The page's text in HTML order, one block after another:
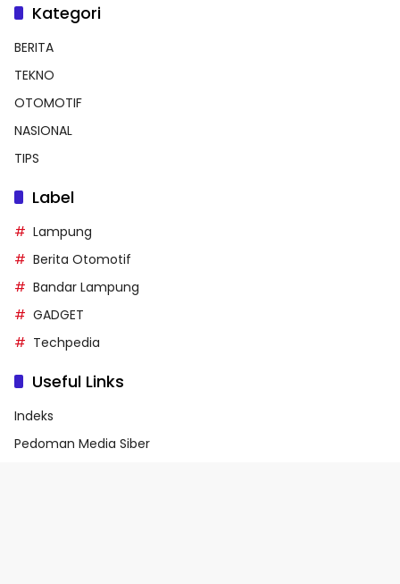
Kategori
BERITA
TEKNO
OTOMOTIF
NASIONAL
TIPS
Label
Lampung
Berita Otomotif
Bandar Lampung
GADGET
Techpedia
Useful Links
Indeks
Pedoman Media Siber